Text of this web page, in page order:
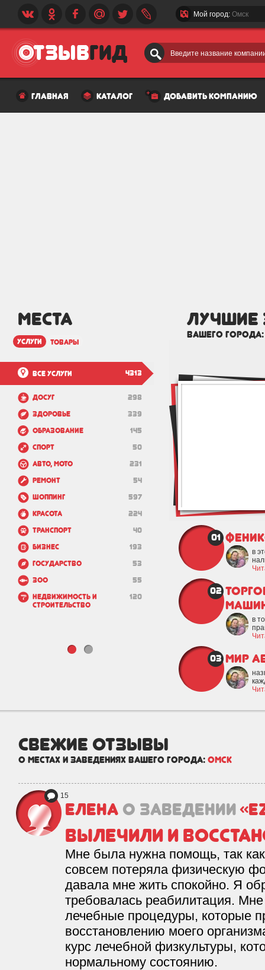
Введите название
Мой город: Омск
главная каталог добавить компанию
МЕСТА
услуги товары
4313
Все услуги
298
Досуг
339
Здоровье
145
Образование
50
Спорт
231
Авто, мото
54
Ремонт
597
Шоппинг
224
Красота
40
Транспорт
193
Бизнес
53
Государство
55
Зоо
120
Недвижимость и
строительство
лучшие
вашего
01
в
02
в
03 Мир
свежие отзывы
о местах и заведениях вашего города: Омск
15
Елена о заведении
Вылечили и
Мне была нужна помощь, так
совсем потеряла физическую
давала мне жить спокойно. Я
требовалась реабилитация. Мне
лечебные процедуры, которые
восстановлению моего
курс лечебной физкультуры,
нормальному состоянию.